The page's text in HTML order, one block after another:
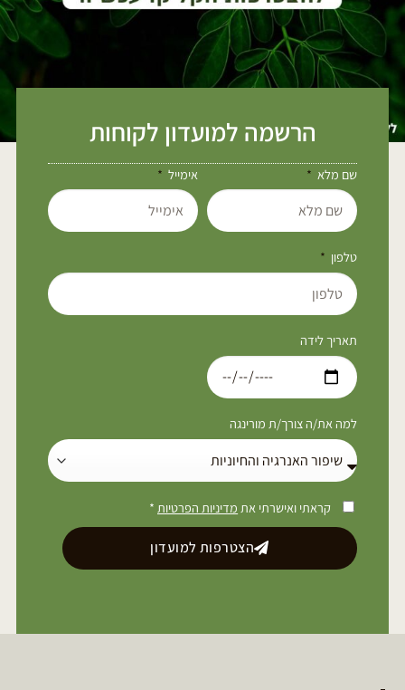
הרשמה למועדון לקוחות
שם מלא אימייל
טלפון
תאריך לידה
למה את/ה צורך/ת מורינגה
קראתי ואישרתי את מדיניות הפרטיות *
הצטרפות למועדון